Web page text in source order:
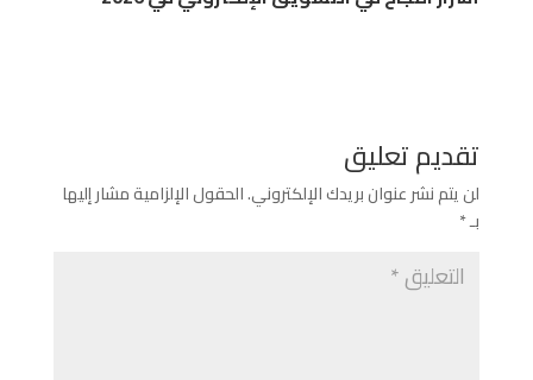
تقديم تعليق
لن يتم نشر عنوان بريدك الإلكتروني.الحقول الإلزامية مشار إليها
بـ*